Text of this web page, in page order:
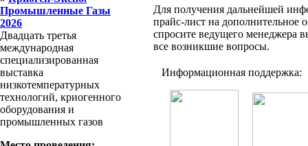
Промышленные Газы
2026
Двадцать третья
международная
специализированная
выставка
низкотемпературных
технологий, криогенного
оборудования и
промышленных газов
Для получения дальнейшей
прайс-лист на дополнительное
спросите ведущего менеджера
все возникшие вопросы.
Информационная поддержка: